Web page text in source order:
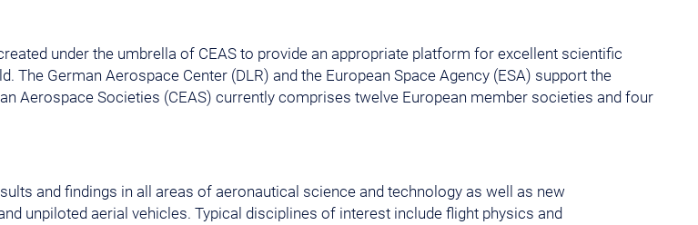
under the umbrella of CEAS to provide an appropriate platform for excellent scientific
German Aerospace Center (DLR) and the European Space Agency (ESA) support the
Aerospace Societies (CEAS) currently comprises twelve European member societies and four
and findings in all areas of aeronautical science and technology as well as new
unpiloted aerial vehicles. Typical disciplines of interest include flight physics and